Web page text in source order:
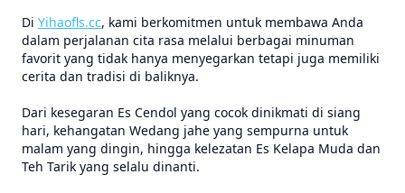
Di Yihaofls.cc, kami berkomitmen untuk membawa Anda
dalam perjalanan cita rasa melalui berbagai minuman
favorit yang tidak hanya menyegarkan tetapi juga memiliki
cerita dan tradisi di baliknya.
Dari kesegaran Es Cendol yang cocok dinikmati di siang
hari, kehangatan Wedang jahe yang sempurna untuk
malam yang dingin, hingga kelezatan Es Kelapa Muda dan
Teh Tarik yang selalu dinanti.